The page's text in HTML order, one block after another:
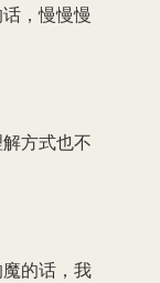
，慢慢慢
方式也不
的话，我